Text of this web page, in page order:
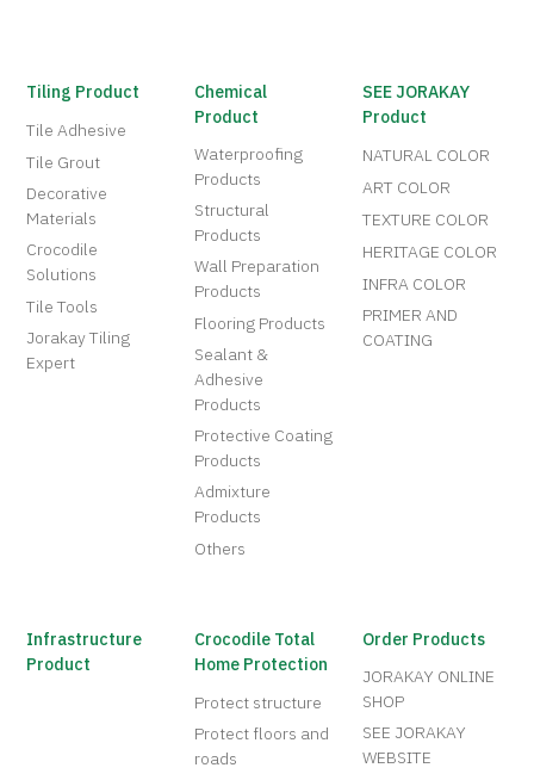
Tiling Product
Tile Adhesive
Tile Grout
Decorative
Materials
Crocodile
Solutions
Tile Tools
Jorakay Tiling
Expert
Chemical
Product
Waterproofing
Products
Structural
Products
Wall Preparation
Products
Flooring Products
Sealant &
Adhesive
Products
Protective Coating
Products
Admixture
Products
Others
SEE JORAKAY
Product
NATURAL COLOR
ART COLOR
TEXTURE COLOR
HERITAGE COLOR
INFRA COLOR
PRIMER AND
COATING
Infrastructure
Product
Crocodile Total
Home Protection
Protect structure
Protect floors and
roads
Order Products
JORAKAY ONLINE
SHOP
SEE JORAKAY
WEBSITE